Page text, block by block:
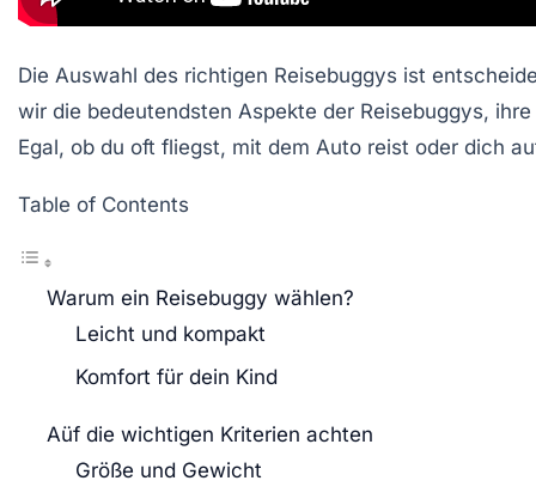
Die Auswahl des richtigen Reisebuggys ist
wir die bedeutendsten Aspekte der Reisebuggys,
Egal, ob du oft fliegst, mit dem Auto reist oder dich
Table of Contents
Warum ein Reisebuggy wählen?
Leicht und kompakt
Komfort für dein Kind
Aüf die wichtigen Kriterien achten
Größe und Gewicht